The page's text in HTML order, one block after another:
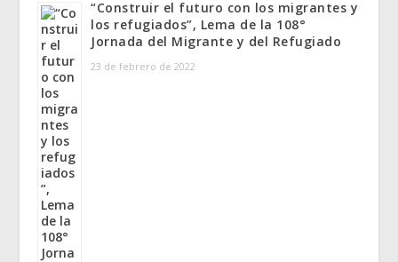
“Construir el futuro con los migrantes y
los refugiados”, Lema de la 108°
Jornada del Migrante y del Refugiado
23 de febrero de 2022